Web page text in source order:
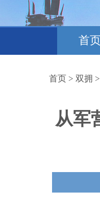
首页
首页 > 双拥 >
从军